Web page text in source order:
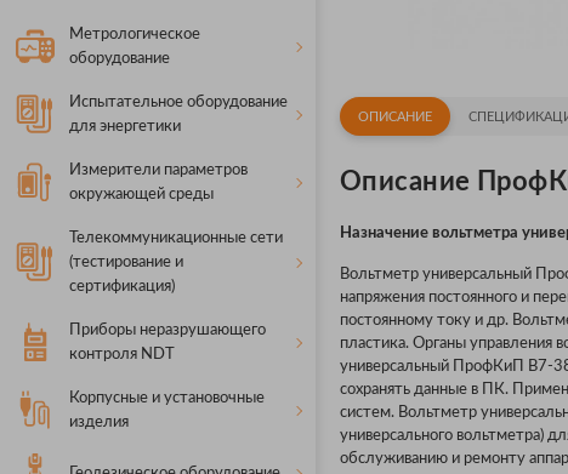
Метрологическое
оборудование
Испытательное оборудование
для энергетики
Измерители параметров
окружающей среды
Телекоммуникационные сети
(тестирование и
сертификация)
Приборы неразрушающего
контроля NDT
Корпусные и установочные
изделия
ОПИСАНИЕ
Описание
Назначение вольтметра
Вольтметр универсальный
напряжeния постоянного и
постоянному току и др.
пластика. Органы управления
универсальный ПрофКиП В7-
сохранять данные в ПК.
систем. Вольтметр
универсального вольтметра)
обслуживанию и ремонту